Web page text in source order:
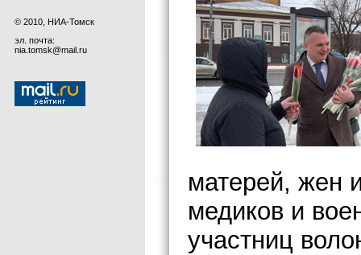
© 2010, НИА-Томск
эл. почта:
nia.tomsk@mail.ru
матерей, жен
медиков и
участниц